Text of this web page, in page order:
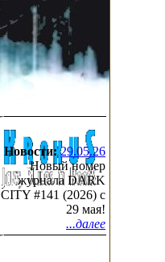
Новости:29.05.26
Новый номер
журнала DARK
CITY #141 (2026) c
29 мая!
...далее